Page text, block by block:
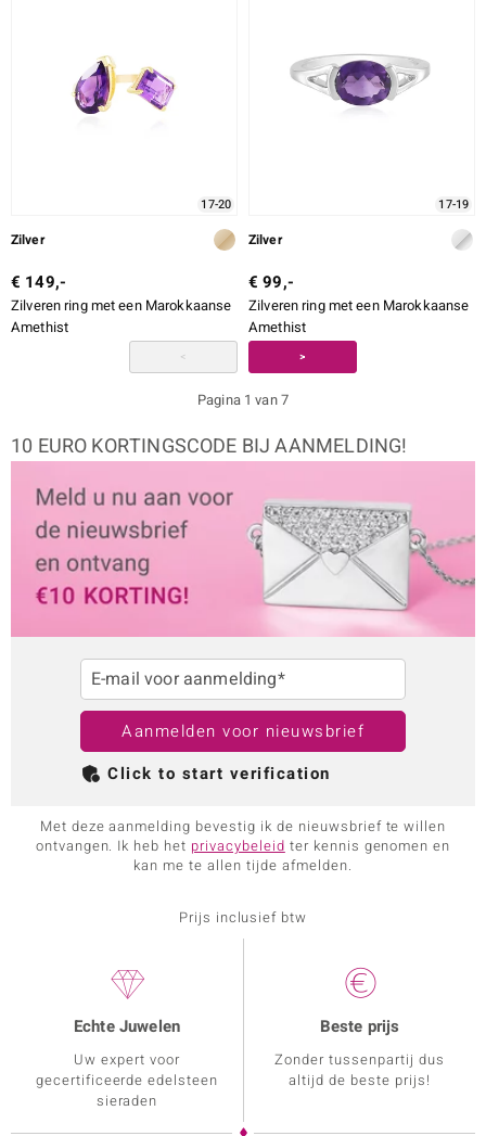
17-20
Zilver
€ 149,-
Zilveren ring met een Marokkaanse
Amethist
17-19
Zilver
€ 99,-
Zilveren ring met een Marokkaanse
Amethist
< >
Pagina 1 van 7
10 EURO KORTINGSCODE BIJ AANMELDING!
E-mail voor aanmelding*
Aanmelden voor nieuwsbrief
Click to start verification
Met deze aanmelding bevestig ik de nieuwsbrief te willen
ontvangen. Ik heb het privacybeleid ter kennis genomen en
kan me te allen tijde afmelden.
Prijs inclusief btw
Echte Juwelen
Uw expert voor
gecertificeerde edelsteen
sieraden
Beste prijs
Zonder tussenpartij dus
altijd de beste prijs!